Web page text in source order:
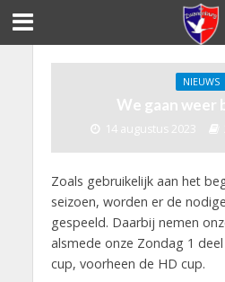
NIEUWS
We gaan weer
14 augustus 2023
Zoals gebruikelijk aan het
seizoen, worden er de
gespeeld. Daarbij nemen
alsmede onze Zondag 1
cup, voorheen de HD cup.